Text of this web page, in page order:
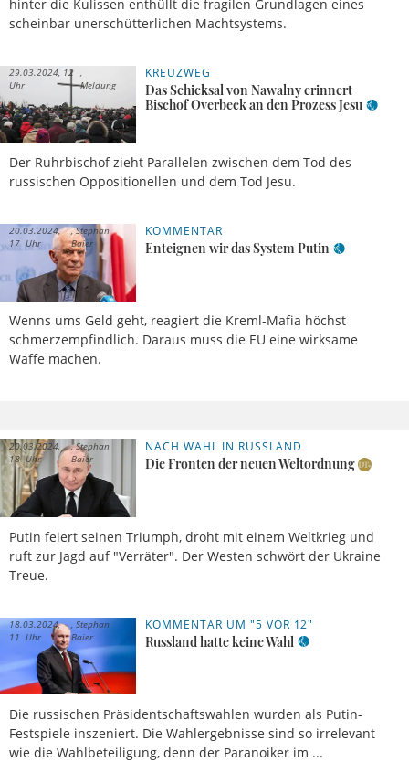
hinter die Kulissen enthüllt die fragilen Grundlagen eines
scheinbar unerschütterlichen Machtsystems.
KREUZWEG
Das Schicksal von Nawalny erinnert
Bischof Overbeck an den Prozess Jesu
Der Ruhrbischof zieht Parallelen zwischen dem Tod des
russischen Oppositionellen und dem Tod Jesu.
29.03.2024, 12
Uhr
Meldung
KOMMENTAR
Enteignen wir das System Putin
Wenns ums Geld geht, reagiert die Kreml-Mafia höchst
schmerzempfindlich. Daraus muss die EU eine wirksame
Waffe machen.
20.03.2024,
17 Uhr
Stephan
Baier
NACH WAHL IN RUSSLAND
Die Fronten der neuen Weltordnung
Putin feiert seinen Triumph, droht mit einem Weltkrieg und
ruft zur Jagd auf "Verräter". Der Westen schwört der Ukraine
Treue.
20.03.2024,
18 Uhr
Stephan
Baier
KOMMENTAR UM "5 VOR 12"
Russland hatte keine Wahl
Die russischen Präsidentschaftswahlen wurden als Putin-
Festspiele inszeniert. Die Wahlergebnisse sind so irrelevant
wie die Wahlbeteiligung, denn der Paranoiker im ...
18.03.2024,
11 Uhr
Stephan
Baier